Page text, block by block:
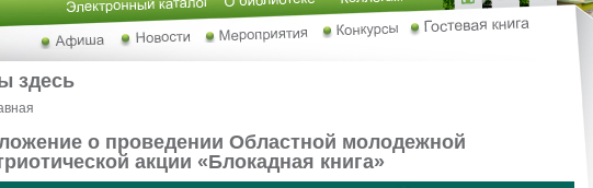
здесь
о проведении Областной молодежной
акции «Блокадная книга»